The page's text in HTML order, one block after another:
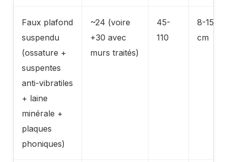
Faux plafond
suspendu
(ossature +
suspentes
anti-vibratiles
+ laine
minérale +
plaques
phoniques)
~24 (voire
+30 avec
murs traités)
45-
110
8-15
cm